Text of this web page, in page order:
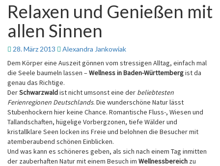
Relaxen und Genießen mit
allen Sinnen
28. März 2013 Alexandra Jankowiak
Dem Körper eine Auszeit gönnen vom stressigen Alltag, einfach mal
die Seele baumeln lassen –Wellness in Baden-Württembergist da
genau das Richtige.
DerSchwarzwaldist nicht umsonst eine der beliebtesten
Ferienregionen Deutschlands. Die wunderschöne Natur lässt
Stubenhockern hier keine Chance. Romantische Fluss-, Wiesen und
Tallandschaften, hügelige Vorbergzonen, tiefe Wälder und
kristallklare Seen locken ins Freie und belohnen die Besucher mit
atemberaubend schönen Einblicken.
Und was kann es schöneres geben, als sich nach einem Tag inmitten
der zauberhaften Natur mit einem Besuch im Wellnessbereich zu